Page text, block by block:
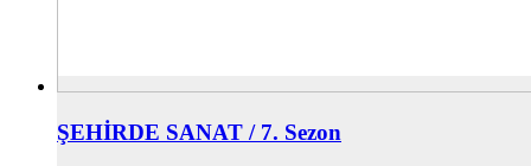
ŞEHİRDE SANAT / 7. Sezon